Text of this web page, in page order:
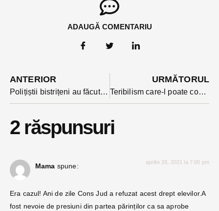
ADAUGĂ COMENTARIU
ANTERIOR
Polițiștii bistrițeni au făcut percheziții în Cluj la un individ suspectat că a trimis droguri cu autocarul din Spania
URMĂTORUL
Teribilism care-l poate costa pe un tânăr startul în viață: a fost prins de poliție și fără carnet si cu mașina neînmatriculată
2 răspunsuri
Mama spune: aprilie 28, 2021 la 7:00 pm
Era cazul! Ani de zile Cons Jud a refuzat acest drept elevilor.A
fost nevoie de presiuni din partea părinților ca sa aprobe